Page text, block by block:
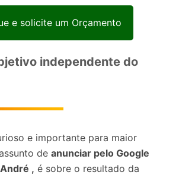
e solicite um Orçamento
independente do
e importante para maior
de anunciar pelo Google
, é sobre o resultado da